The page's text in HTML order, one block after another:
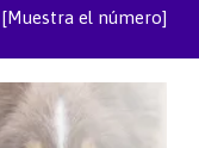
[Muestra el número]